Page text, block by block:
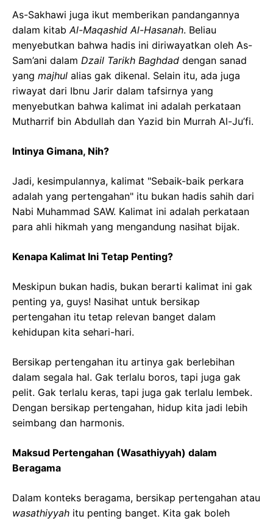
As-Sakhawi juga ikut memberikan pandangannya
dalam kitabAl-Maqashid Al-Hasanah. Beliau
menyebutkan bahwa hadis ini diriwayatkan oleh As-
Sam’ani dalam Dzail Tarikh Baghdad dengan sanad
yang majhul alias gak dikenal. Selain itu, ada juga
riwayat dari Ibnu Jarir dalam tafsirnya yang
menyebutkan bahwa kalimat ini adalah perkataan
Mutharrif bin Abdullah dan Yazid bin Murrah Al-Ju’fi.
Intinya Gimana, Nih?
Jadi, kesimpulannya, kalimat "Sebaik-baik perkara
adalah yang pertengahan" itu bukan hadis sahih dari
Nabi Muhammad SAW. Kalimat ini adalah perkataan
para ahli hikmah yang mengandung nasihat bijak.
Kenapa Kalimat Ini Tetap Penting?
Meskipun bukan hadis, bukan berarti kalimat ini gak
penting ya, guys! Nasihat untuk bersikap
pertengahan itu tetap relevan banget dalam
kehidupan kita sehari-hari.
Bersikap pertengahan itu artinya gak berlebihan
dalam segala hal. Gak terlalu boros, tapi juga gak
pelit. Gak terlalu keras, tapi juga gak terlalu lembek.
Dengan bersikap pertengahan, hidup kita jadi lebih
seimbang dan harmonis.
Maksud Pertengahan (Wasathiyyah) dalam
Beragama
Dalam konteks beragama, bersikap pertengahan atau
wasathiyyah itu penting banget. Kita gak boleh